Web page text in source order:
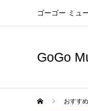
ゴーゴー ミュ
GoGo
おすす